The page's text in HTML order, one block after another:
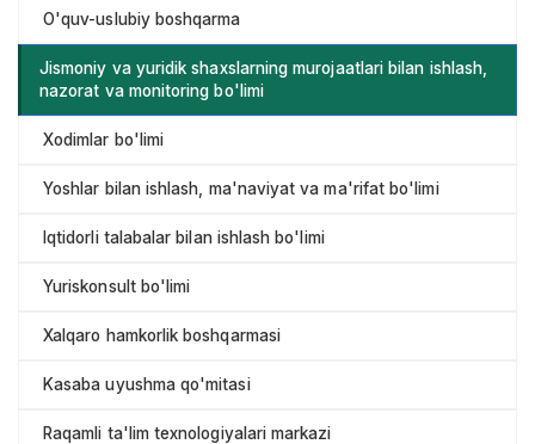
O'quv-uslubiy boshqarma
Jismoniy va yuridik shaxslarning murojaatlari bilan ishlash,
nazorat va monitoring bo'limi
Xodimlar bo'limi
Yoshlar bilan ishlash, ma'naviyat va ma'rifat bo'limi
Iqtidorli talabalar bilan ishlash bo'limi
Yuriskonsult bo'limi
Xalqaro hamkorlik boshqarmasi
Kasaba uyushma qo'mitasi
Raqamli ta'lim texnologiyalari markazi